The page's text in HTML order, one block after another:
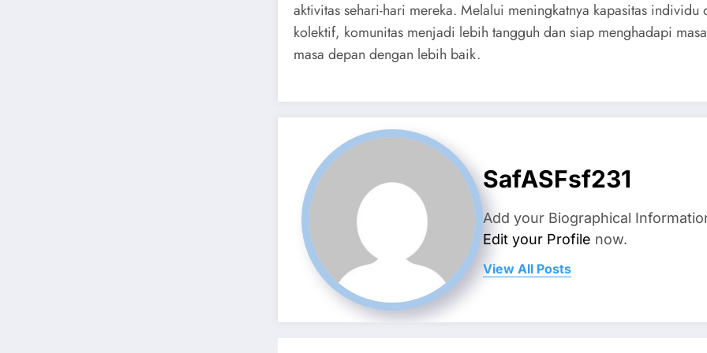
aktivitas sehari-hari mereka. Melalui meningkatnya kapasitas individu
kolektif, komunitas menjadi lebih tangguh dan siap menghadapi
masa depan dengan lebih baik.
SafASFsf231
Add your Biographical
Edit your Profile now.
View All Posts